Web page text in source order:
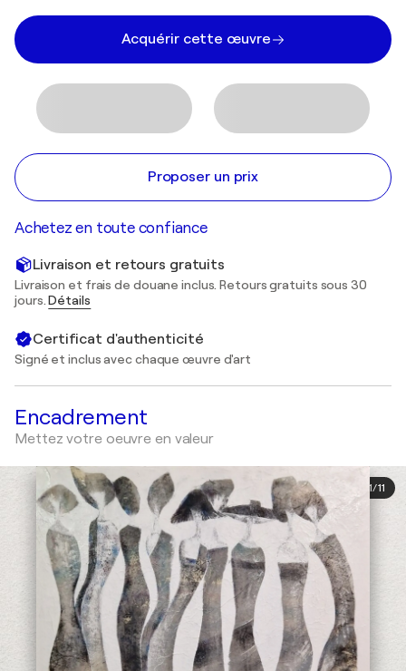
Acquérir cette œuvre
Proposer un prix
Achetez en toute confiance
Livraison et retours gratuits
Livraison et frais de douane inclus. Retours gratuits sous 30
jours.Détails
Certificat d'authenticité
Signé et inclus avec chaque œuvre d'art
Encadrement
Mettez votre oeuvre en valeur
1/11